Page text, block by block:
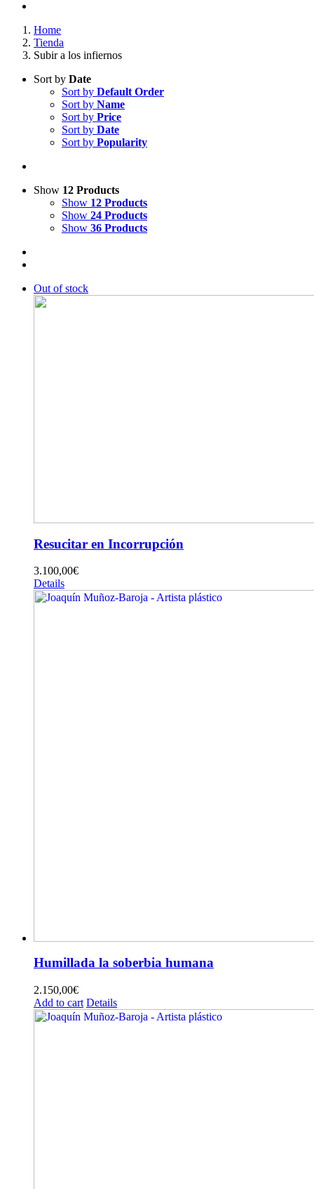
Home
Tienda
Subir a los infiernos
Sort by Date
Sort by Default Order
Sort by Name
Sort by Price
Sort by Date
Sort by Popularity
Show 12 Products
Show 12 Products
Show 24 Products
Show 36 Products
Out of stock
Resucitar en Incorrupción
3.100,00€
Details
Humillada la soberbia humana
2.150,00€
Add to cart Details